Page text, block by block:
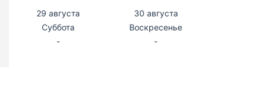
29 августа
Суббота
-
30 августа
Воскресенье
-